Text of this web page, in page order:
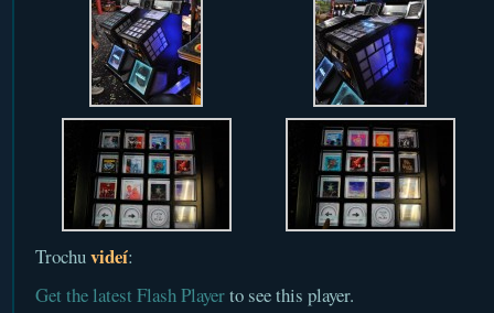
Trochuvideí:
Get the latest Flash Playerto see this player.